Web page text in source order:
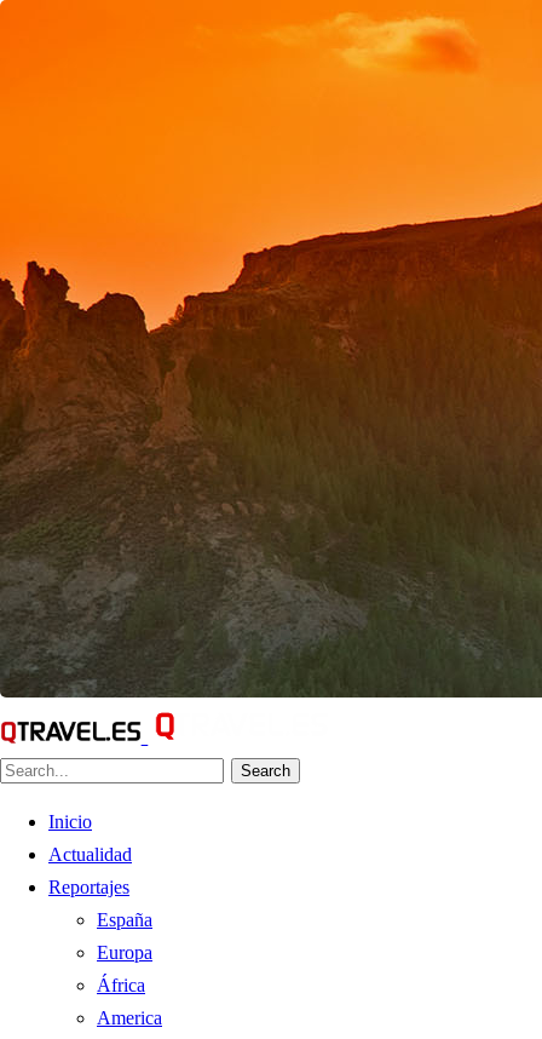
Search
Inicio
Actualidad
Reportajes
España
Europa
África
America